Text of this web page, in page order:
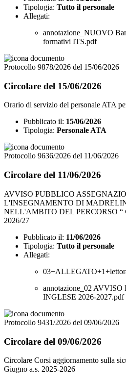
Tipologia: Tutto il personale
Allegati:
annotazione_NUOVO
formativi ITS.pdf
Protocollo 9878/2026 del 15/06/2026
Circolare del 15/06/2026
Orario di servizio del personale ATA
Pubblicato il: 15/06/2026
Tipologia: Personale ATA
Protocollo 9636/2026 del 11/06/2026
Circolare del 11/06/2026
AVVISO PUBBLICO
L'INSEGNAMENTO DI
NELL'AMBITO DEL PERCORSO “
2026/27
Pubblicato il: 11/06/2026
Tipologia: Tutto il personale
Allegati:
annotazione_02
INGLESE 2026-2027.pdf
Protocollo 9431/2026 del 09/06/2026
Circolare del 09/06/2026
Circolare Corsi aggiornamento sulla
Giugno a.s. 2025-2026